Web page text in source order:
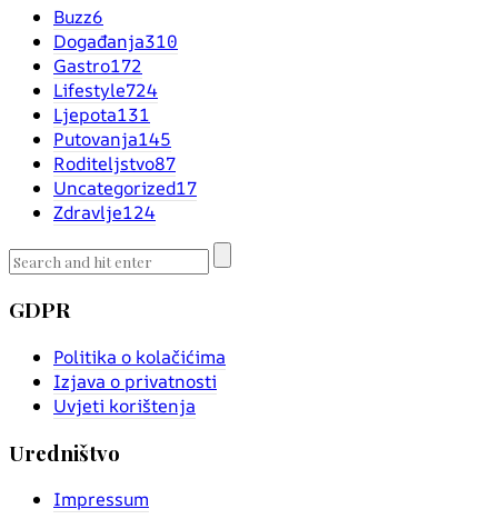
Buzz6
Događanja310
Gastro172
Lifestyle724
Ljepota131
Putovanja145
Roditeljstvo87
Uncategorized17
Zdravlje124
GDPR
Politika o kolačićima
Izjava o privatnosti
Uvjeti korištenja
Uredništvo
Impressum